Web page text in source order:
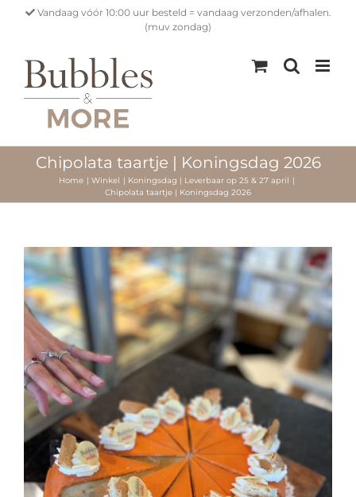
Vandaag vóór 10:00 uur besteld = vandaag verzonden/afhalen.
(muv zondag)
Chipolata taartje | Koningsdag 2026
Home Winkel
Koningsdag | Leverbaar op 25 & 27 april
Chipolata taartje | Koningsdag 2026